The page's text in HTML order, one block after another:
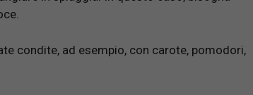
condite, ad esempio, con carote, pomodori,